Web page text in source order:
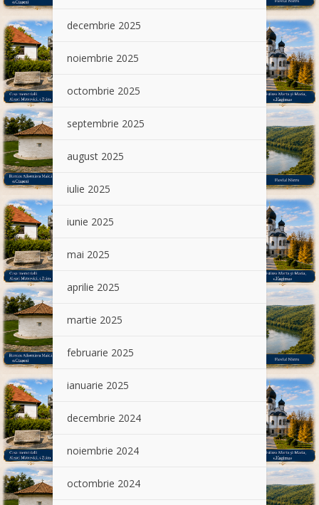
decembrie 2025
noiembrie 2025
octombrie 2025
septembrie 2025
august 2025
iulie 2025
iunie 2025
mai 2025
aprilie 2025
martie 2025
februarie 2025
ianuarie 2025
decembrie 2024
noiembrie 2024
octombrie 2024